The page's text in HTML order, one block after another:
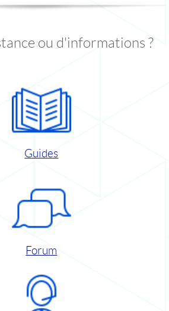
ou d'informations ?
Guides
Forum